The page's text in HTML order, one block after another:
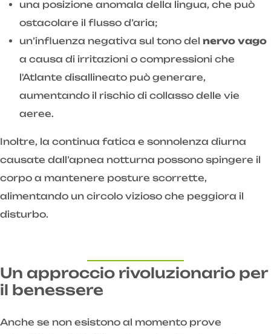
una posizione anomala della lingua, che può
ostacolare il flusso d’aria;
un’influenza negativa sul tono del nervo vago
a causa di irritazioni o compressioni che
l'Atlante disallineato può generare,
aumentando il rischio di collasso delle vie
aeree.
Inoltre, la continua fatica e sonnolenza diurna
causate dall’apnea notturna possono spingere il
corpo a mantenere posture scorrette,
alimentando un circolo vizioso che peggiora il
disturbo.
Un approccio rivoluzionario per
il benessere
Anche se non esistono al momento prove